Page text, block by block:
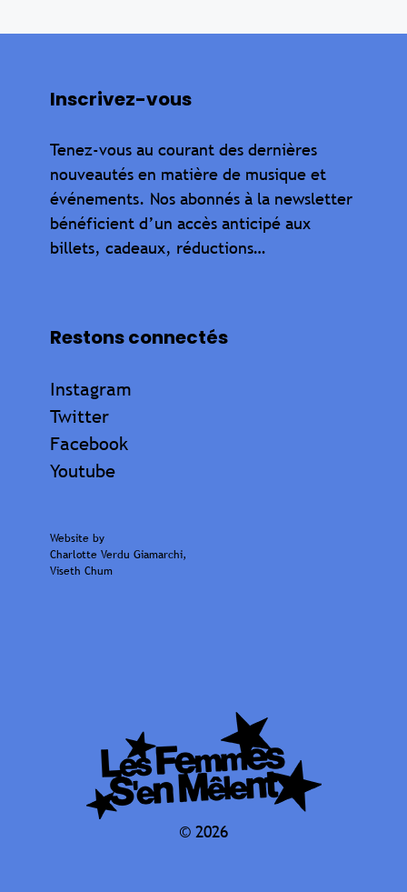
Inscrivez-vous
Tenez-vous au courant des dernières
nouveautés en matière de musique et
événements. Nos abonnés à la newsletter
bénéficient d’un accès anticipé aux
billets, cadeaux, réductions…
© 2026
Restons connectés
Instagram
Twitter
Facebook
Youtube
Website by
Charlotte Verdu Giamarchi,
Viseth Chum